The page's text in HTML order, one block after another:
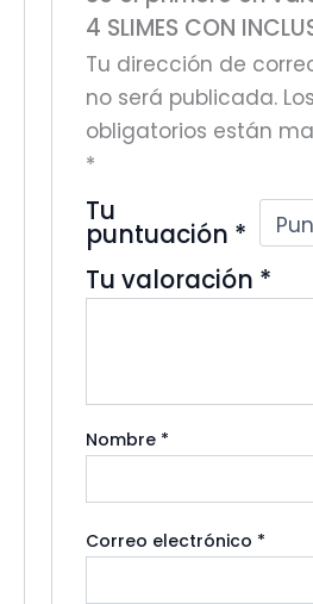
4 SLIMES CON
Tu dirección de
no será publicada.
obligatorios están
*
Tu
puntuación *
Tu valoración *
Nombre *
Correo electrónico *